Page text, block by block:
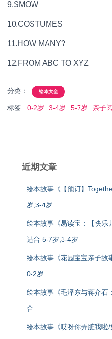
9.SMOW
10.COSTUMES
11.HOW MANY?
12.FROM ABC TO XYZ
分类： 绘本大全
标签: 0-2岁 3-4岁 5-7岁 亲子
近期文章
绘本故事《【预订】
岁,3-4岁
绘本故事《易读宝：【快乐
适合 5-7岁,3-4岁
绘本故事《花园宝宝亲子故
0-2岁
绘本故事《毛泽东与蒋介石
合
绘本故事《哎呀你弄脏我啦